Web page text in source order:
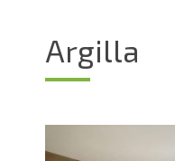
Argilla